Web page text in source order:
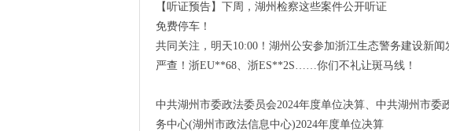
【听证预告】下周，湖州检察这些案件公开听证
免费停车！
共同关注，明天10:00！湖州公安参加浙江生态警务建设新闻
严查！浙EU**68、浙ES**2S……你们不礼让斑马线！
中共湖州市委政法委员会2024年度单位决算、中共湖州市
务中心(湖州市政法信息中心)2024年度单位决算